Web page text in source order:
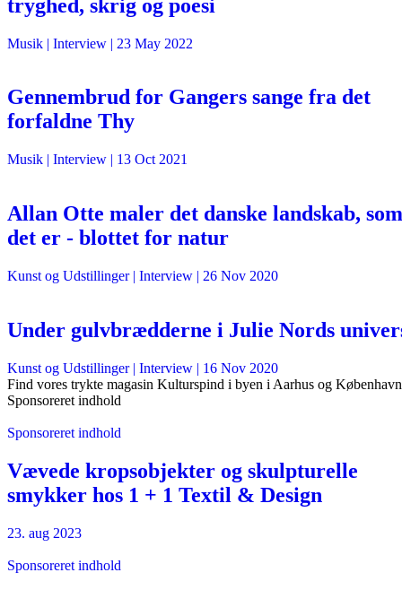
tryghed, skrig og poesi
Musik | Interview | 23 May 2022
Gennembrud for Gangers sange fra det
forfaldne Thy
Musik | Interview | 13 Oct 2021
Allan Otte maler det danske landskab, som
det er - blottet for natur
Kunst og Udstillinger| Interview | 26 Nov 2020
Under gulvbrædderne i Julie Nords
Kunst og Udstillinger| Interview | 16 Nov 2020
Find vores trykte magasin Kulturspind i byen i Aarhus og København
Sponsoreret indhold
Sponsoreret indhold
Vævede kropsobjekter og skulpturelle
smykker hos 1 + 1 Textil & Design
23. aug 2023
Sponsoreret indhold